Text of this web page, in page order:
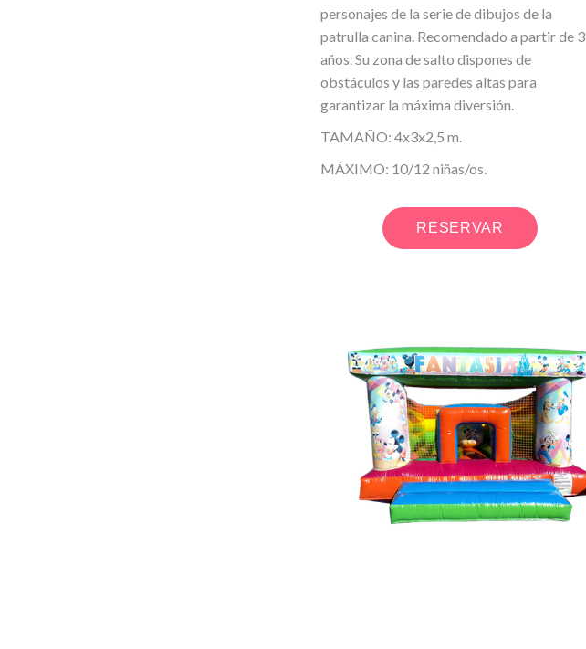
personajes de la serie de dibujos de la
patrulla canina. Recomendado a partir de 3
años. Su zona de salto dispones de
obstáculos y las paredes altas para
garantizar la máxima diversión.
TAMAÑO: 4x3x2,5 m.
MÁXIMO: 10/12 niñas/os.
RESERVAR